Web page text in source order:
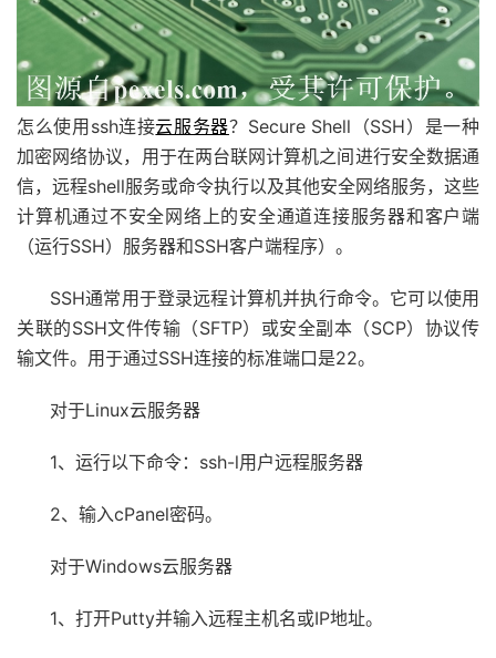
怎么使用ssh连接云服务器？Secure Shell（SSH）是一种
加密网络协议，用于在两台联网计算机之间进行安全数据通
信，远程shell服务或命令执行以及其他安全网络服务，这些
计算机通过不安全网络上的安全通道连接服务器和客户端
（运行SSH）服务器和SSH客户端程序）。
SSH通常用于登录远程计算机并执行命令。它可以使用
关联的SSH文件传输（SFTP）或安全副本（SCP）协议传
输文件。用于通过SSH连接的标准端口是22。
对于Linux云服务器
1、运行以下命令：ssh-l用户远程服务器
2、输入cPanel密码。
对于Windows云服务器
1、打开Putty并输入远程主机名或IP地址。